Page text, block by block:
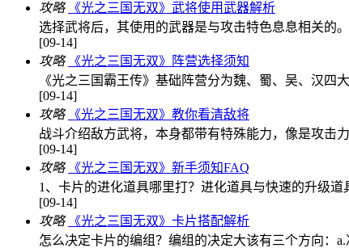
攻略
《光之三国无双》武将使用武器解析
选择武将后，其使用的武器是与攻击特色息息相关的
[09-14]
攻略
《光之三国无双》阵营选择须知
《光之三国霸王传》基础阵营分为魏、蜀、吴、汉
[09-14]
攻略
《光之三国无双》教你看清敌将
战斗介绍敌方武将，本身都带有特殊能力，像是攻击
[09-14]
攻略
《光之三国无双》新手须知FAQ
1、卡片的进化道具哪里打？进化道具与快速的升级
[09-14]
攻略
《光之三国无双》卡片搭配解析
怎么决定卡片的编组？编组的决定大该有三个方向：